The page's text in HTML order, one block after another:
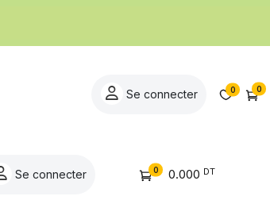
Se connecter 0 0
Se connecter 0 0.000 DT